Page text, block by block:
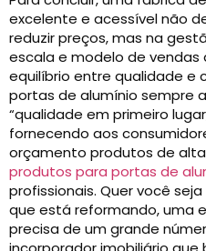
excelente e acessível não
reduzir preços, mas na
escala e modelo de vendas
equilíbrio entre qualidade e
portas de alumínio sempre
“qualidade em primeiro
fornecendo aos
orçamento produtos de
produtos para portas de
profissionais. Quer você
que está reformando, uma
precisa de um grande